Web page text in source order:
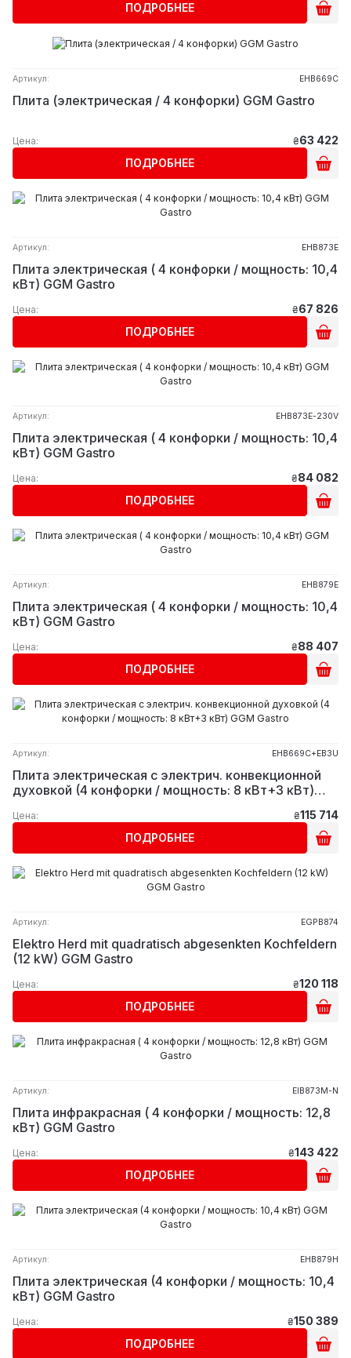
ПОДРОБНЕЕ
Артикул: EHB669C
Плита (электрическая / 4 конфорки) GGM Gastro
Цена: ₴63 422
ПОДРОБНЕЕ
Артикул: EHB873E
Плита электрическая ( 4 конфорки / мощность: 10,4
кВт) GGM Gastro
Цена: ₴67 826
ПОДРОБНЕЕ
Артикул: EHB873E-230V
Плита электрическая ( 4 конфорки / мощность: 10,4
кВт) GGM Gastro
Цена: ₴84 082
ПОДРОБНЕЕ
Артикул: EHB879E
Плита электрическая ( 4 конфорки / мощность: 10,4
кВт) GGM Gastro
Цена: ₴88 407
ПОДРОБНЕЕ
Артикул: EHB669C+EB3U
Плита электрическая с электрич. конвекционной
духовкой (4 конфорки / мощность: 8 кВт+3 кВт)
Цена: ₴115 714
ПОДРОБНЕЕ
Артикул: EGPB874
Elektro Herd mit quadratisch abgesenkten Kochfeldern
(12 kW) GGM Gastro
Цена: ₴120 118
ПОДРОБНЕЕ
Артикул: EIB873M-N
Плита инфракрасная ( 4 конфорки / мощность: 12,8
кВт) GGM Gastro
Цена: ₴143 422
ПОДРОБНЕЕ
Артикул: EHB879H
Плита электрическая (4 конфорки / мощность: 10,4
кВт) GGM Gastro
Цена: ₴150 389
ПОДРОБНЕЕ